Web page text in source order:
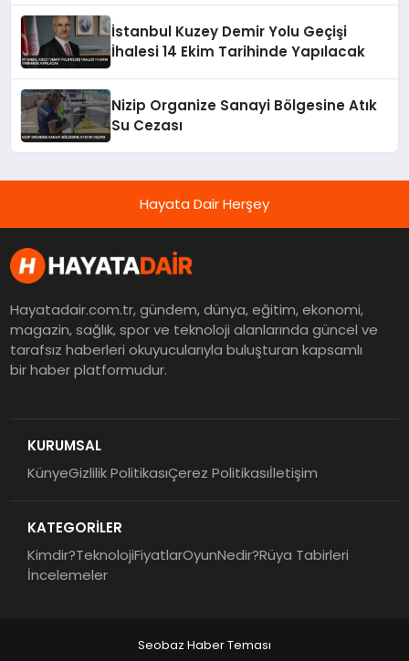
İstanbul Kuzey Demir Yolu Geçişi
İhalesi 14 Ekim Tarihinde Yapılacak
Nizip Organize Sanayi Bölgesine Atık
Su Cezası
Hayata Dair Herşey
Hayatadair.com.tr, gündem, dünya, eğitim, ekonomi,
magazin, sağlık, spor ve teknoloji alanlarında güncel ve
tarafsız haberleri okuyucularıyla buluşturan kapsamlı
bir haber platformudur.
KURUMSAL
KünyeGizlilik PolitikasıÇerez Politikasıİletişim
KATEGORİLER
Kimdir?TeknolojiFiyatlarOyunNedir?Rüya Tabirleri
İncelemeler
Seobaz Haber Teması